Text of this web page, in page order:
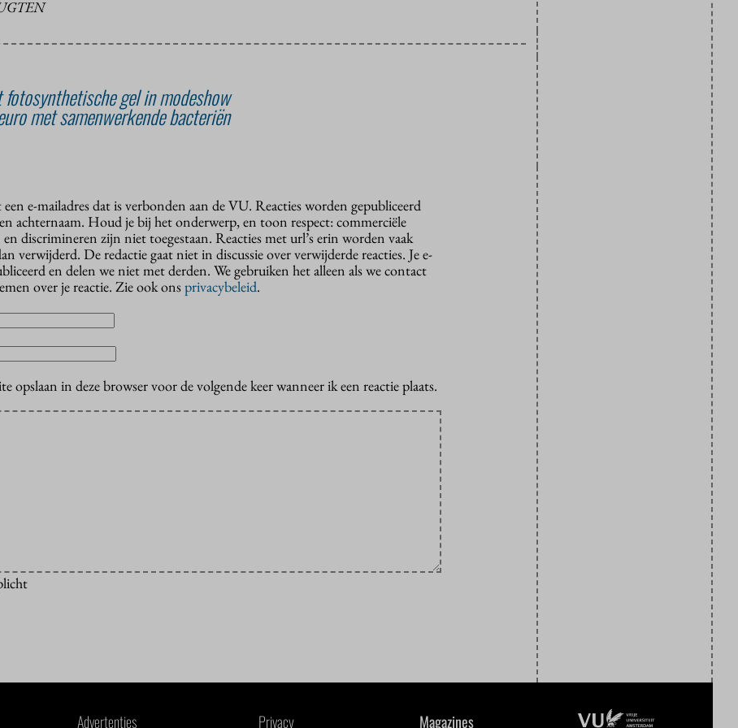
gel in modeshow
met samenwerkende bacteriën
e-mailadres dat is verbonden aan de VU. Reacties worden gepubliceerd
achternaam. Houd je bij het onderwerp, en toon respect: commerciële
discrimineren zijn niet toegestaan. Reacties met url’s erin worden vaak
verwijderd. De redactie gaat niet in discussie over verwijderde reacties. Je e-
en delen we niet met derden. We gebruiken het alleen als we contact
over je reactie. Zie ook onsprivacybeleid.
opslaan in deze browser voor de volgende keer wanneer ik een reactie plaats.
Advertenties Privacy Magazines